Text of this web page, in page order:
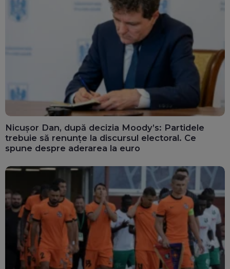
Nicușor Dan, după decizia Moody’s: Partidele
trebuie să renunțe la discursul electoral. Ce
spune despre aderarea la euro